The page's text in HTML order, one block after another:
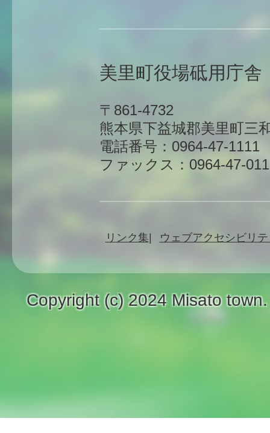
美里町役場砥用庁舎
〒861-4732
熊本県下益城郡美里町三
電話番号：0964-47-1111
ファックス：0964-47-
リンク集 ウェブアクセシビリ
Copyright (c) 2024 Misato